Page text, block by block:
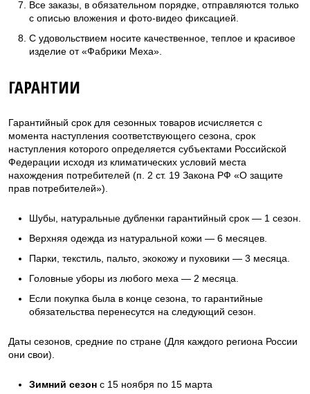
Все заказы, в обязательном порядке, отправляются только
с описью вложения и фото-видео фиксацией.
С удовольствием носите качественное, теплое и красивое
изделие от «Фабрики Меха».
ГАРАНТИИ
Гарантийный срок для сезонных товаров исчисляется с
момента наступления соответствующего сезона, срок
наступления которого определяется субъектами Российской
Федерации исходя из климатических условий места
нахождения потребителей (п. 2 ст. 19 Закона РФ «О защите
прав потребителей»).
Шубы, натуральные дубленки гарантийный срок — 1 сезон.
Верхняя одежда из натуральной кожи — 6 месяцев.
Парки, текстиль, пальто, экокожу и пуховики — 3 месяца.
Головные уборы из любого меха — 2 месяца.
Если покупка была в конце сезона, то гарантийные
обязательства перенесутся на следующий сезон.
Даты сезонов, средние по стране (Для каждого региона России
они свои).
Зимний сезон с 15 ноября по 15 марта